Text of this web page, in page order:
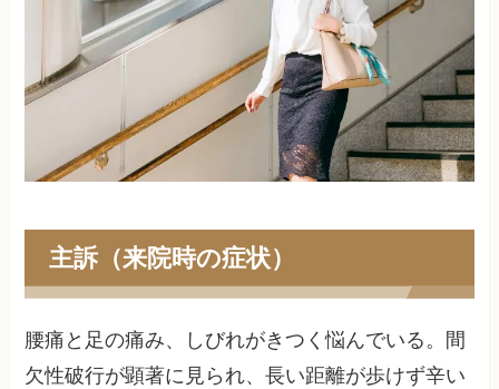
主訴（来院時の症状）
腰痛と足の痛み、しびれがきつく悩んでいる。間
欠性破行が顕著に見られ、長い距離が歩けず辛い